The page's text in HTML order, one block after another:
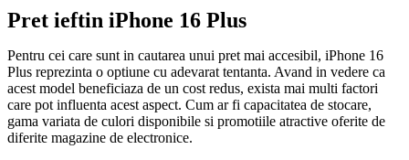
Pret ieftin iPhone 16 Plus
Pentru cei care sunt in cautarea unui pret mai accesibil, iPhone 16
Plus reprezinta o optiune cu adevarat tentanta. Avand in vedere ca
acest model beneficiaza de un cost redus, exista mai multi factori
care pot influenta acest aspect. Cum ar fi capacitatea de stocare,
gama variata de culori disponibile si promotiile atractive oferite de
diferite magazine de electronice.